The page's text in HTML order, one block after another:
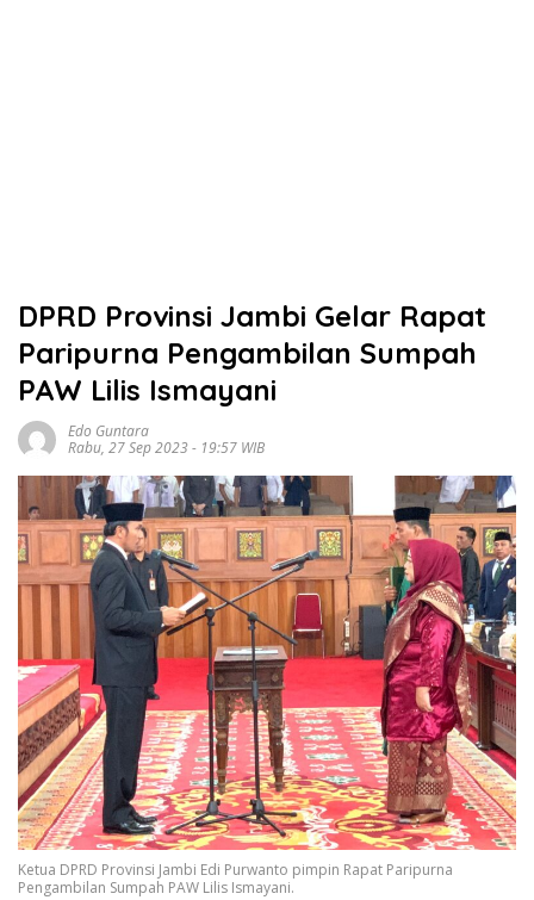
DPRD Provinsi Jambi Gelar Rapat
Paripurna Pengambilan Sumpah
PAW Lilis Ismayani
Edo Guntara
Rabu, 27 Sep 2023 - 19:57 WIB
Ketua DPRD Provinsi Jambi Edi Purwanto pimpin Rapat Paripurna
Pengambilan Sumpah PAW Lilis Ismayani.